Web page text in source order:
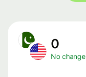
0
No change